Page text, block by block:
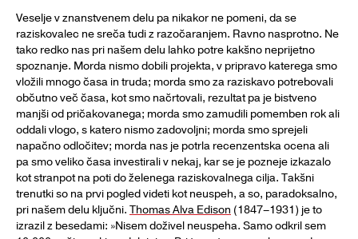
Veselje v znanstvenem delu pa nikakor ne pomeni, da se
raziskovalec ne sreča tudi z razočaranjem. Ravno nasprotno. Ne
tako redko nas pri našem delu lahko potre kakšno neprijetno
spoznanje. Morda nismo dobili projekta, v pripravo katerega smo
vložili mnogo časa in truda; morda smo za raziskavo potrebovali
občutno več časa, kot smo načrtovali, rezultat pa je bistveno
manjši od pričakovanega; morda smo zamudili pomemben rok ali
oddali vlogo, s katero nismo zadovoljni; morda smo sprejeli
napačno odločitev; morda nas je potrla recenzentska ocena ali
pa smo veliko časa investirali v nekaj, kar se je pozneje izkazalo
kot stranpot na poti do želenega raziskovalnega cilja. Takšni
trenutki so na prvi pogled videti kot neuspeh, a so, paradoksalno,
pri našem delu ključni. Thomas Alva Edison (1847–1931) je to
izrazil z besedami: »Nisem doživel neuspeha. Samo odkril sem